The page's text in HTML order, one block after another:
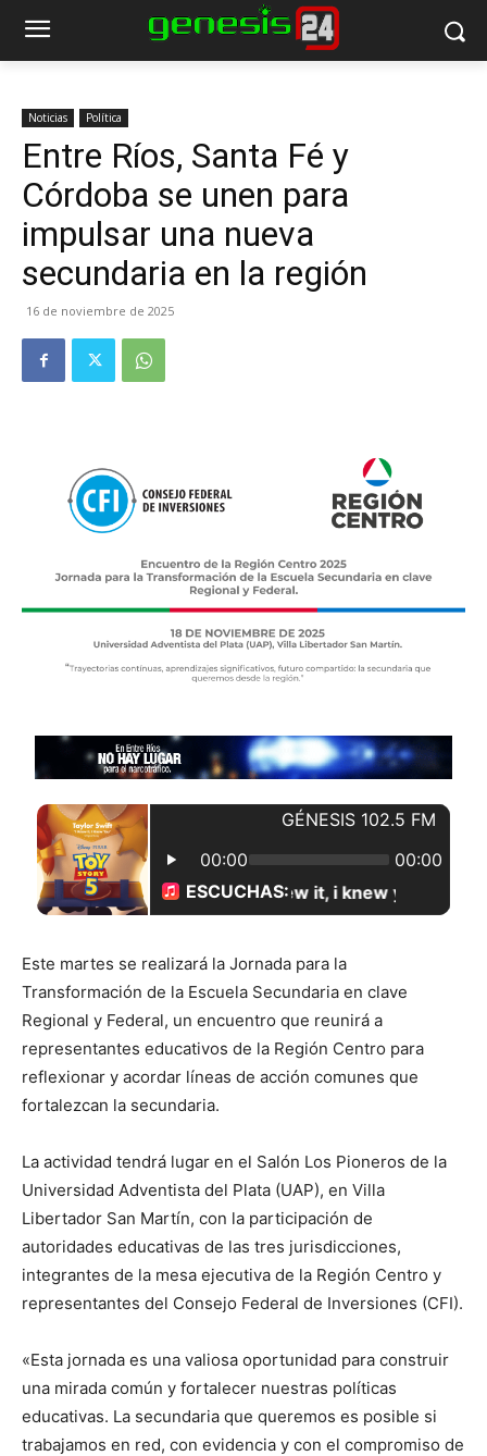
Noticias Política
Entre Ríos, Santa Fé y
Córdoba se unen para
impulsar una nueva
secundaria en la región
16 de noviembre de 2025
Este martes se realizará la Jornada para la
Transformación de la Escuela Secundaria en clave
Regional y Federal, un encuentro que reunirá a
representantes educativos de la Región Centro para
reflexionar y acordar líneas de acción comunes que
fortalezcan la secundaria.
La actividad tendrá lugar en el Salón Los Pioneros de la
Universidad Adventista del Plata (UAP), en Villa
Libertador San Martín, con la participación de
autoridades educativas de las tres jurisdicciones,
integrantes de la mesa ejecutiva de la Región Centro y
representantes del Consejo Federal de Inversiones (CFI).
«Esta jornada es una valiosa oportunidad para construir
una mirada común y fortalecer nuestras políticas
educativas. La secundaria que queremos es posible si
trabajamos en red, con evidencia y con el compromiso de